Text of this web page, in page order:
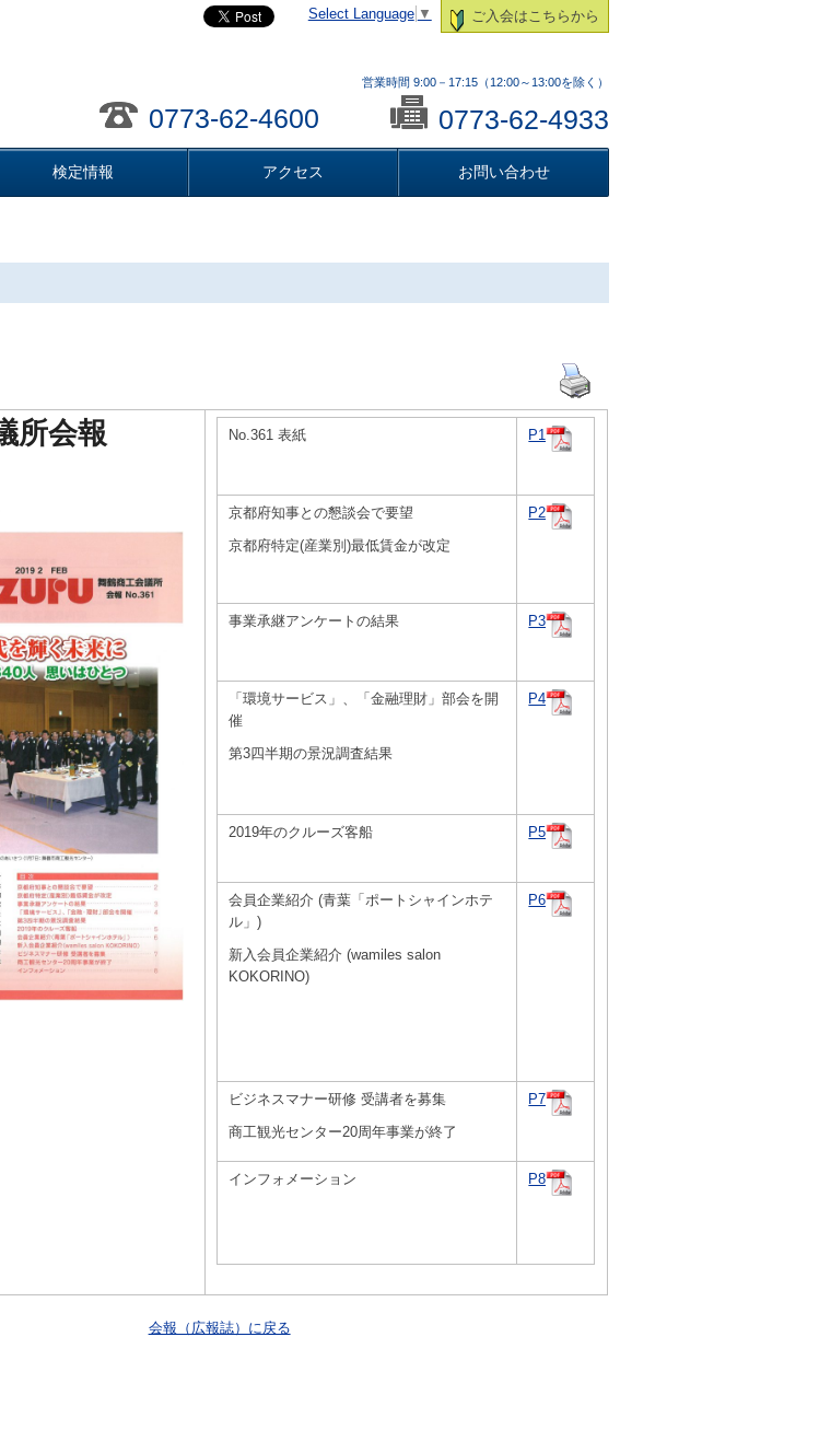
ご入会はこちらから
Select Language ▼
営業時間 9:00－17:15（12:00～13:00を除く）
0773-62-4600 0773-62-4933
検定情報 アクセス お問い合わせ
所会報
No.361 表紙 P1
京都府知事との懇談会で要望
京都府特定(産業別)最低賃金が改定
P2
事業承継アンケートの結果 P3
「環境サービス」、「金融理財」部会を開
催
第3四半期の景況調査結果
P4
2019年のクルーズ客船 P5
会員企業紹介 (青葉「ポートシャインホテ
ル」)
新入会員企業紹介 (wamiles salon
KOKORINO)
P6
ビジネスマナー研修 受講者を募集
商工観光センター20周年事業が終了
P7
インフォメーション P8
会報（広報誌）に戻る